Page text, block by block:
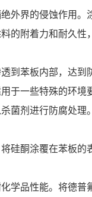
界的侵蚀作用。
的附着力和耐久
苯板内部，达到
于一些特殊的环境
剂进行防腐处理
酮涂覆在苯板的
品性能。将德普